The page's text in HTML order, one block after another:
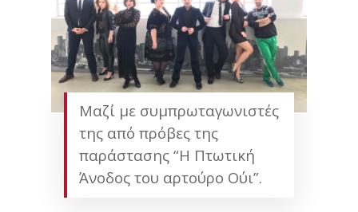
Μαζί με συμπρωταγωνιστές
της από πρόβες της
παράστασης “Η Πτωτική
Άνοδος του αρτούρο Ούι”.